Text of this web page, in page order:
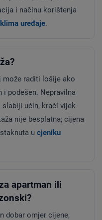
i načinu korištenja
uređaje.
može raditi lošije ako
i podešen. Nepravilna
slabiji učin, kraći vijek
nije besplatna; cijena
u cjeniku
apartman ili
dobar omjer cijene,